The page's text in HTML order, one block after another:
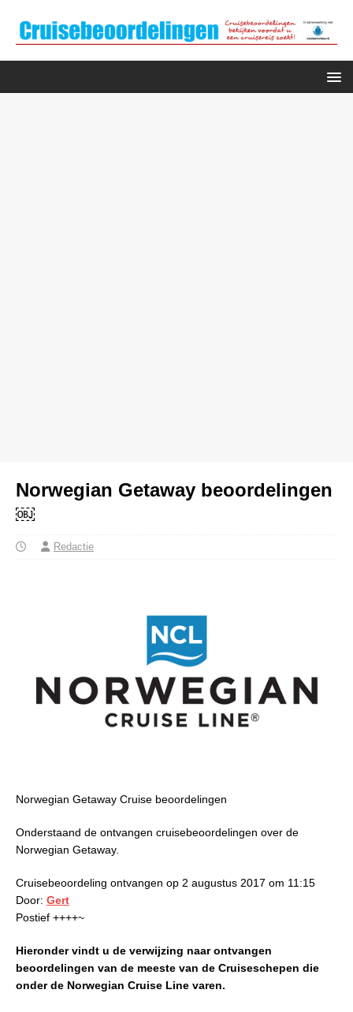
Norwegian Getaway beoordelingen
￼
Redactie
Norwegian Getaway Cruise beoordelingen
Onderstaand de ontvangen cruisebeoordelingen over de
Norwegian Getaway.
Cruisebeoordeling ontvangen op 2 augustus 2017 om 11:15
Door: Gert
Postief ++++~
Hieronder vindt u de verwijzing naar ontvangen
beoordelingen van de meeste van de Cruiseschepen die
onder de Norwegian Cruise Line varen.